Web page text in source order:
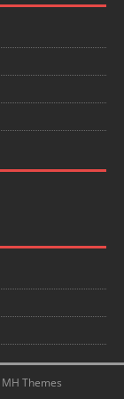
MH Themes